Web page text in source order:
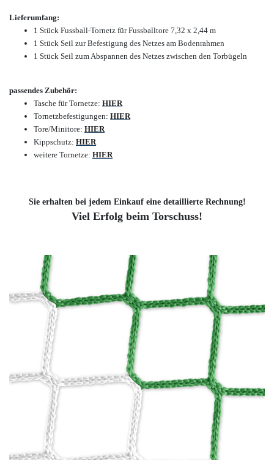
Lieferumfang:
1 Stück Fussball-Tornetz für Fussballtore 7,32 x 2,44 m
1 Stück Seil zur Befestigung des Netzes am Bodenrahmen
1 Stück Seil zum Abspannen des Netzes zwischen den Torbügeln
passendes Zubehör:
Tasche für Tornetze: HIER
Tornetzbefestigungen: HIER
Tore/Minitore: HIER
Kippschutz: HIER
weitere Tornetze: HIER
Sie erhalten bei jedem Einkauf eine detaillierte Rechnung!
Viel Erfolg beim Torschuss!